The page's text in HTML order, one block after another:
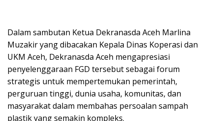
Dalam sambutan Ketua Dekranasda Aceh Marlina
Muzakir yang dibacakan Kepala Dinas Koperasi dan
UKM Aceh, Dekranasda Aceh mengapresiasi
penyelenggaraan FGD tersebut sebagai forum
strategis untuk mempertemukan pemerintah,
perguruan tinggi, dunia usaha, komunitas, dan
masyarakat dalam membahas persoalan sampah
plastik yang semakin kompleks.